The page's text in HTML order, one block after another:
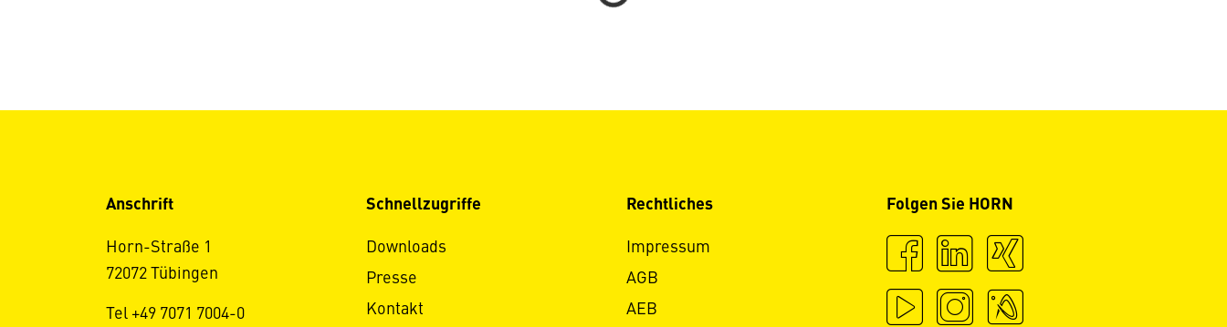
Anschrift
Horn-Straße 1
72072 Tübingen
Tel +49 7071 7004-0
Schnellzugriffe
Downloads
Presse
Kontakt
Rechtliches
Impressum
AGB
AEB
Folgen Sie HORN